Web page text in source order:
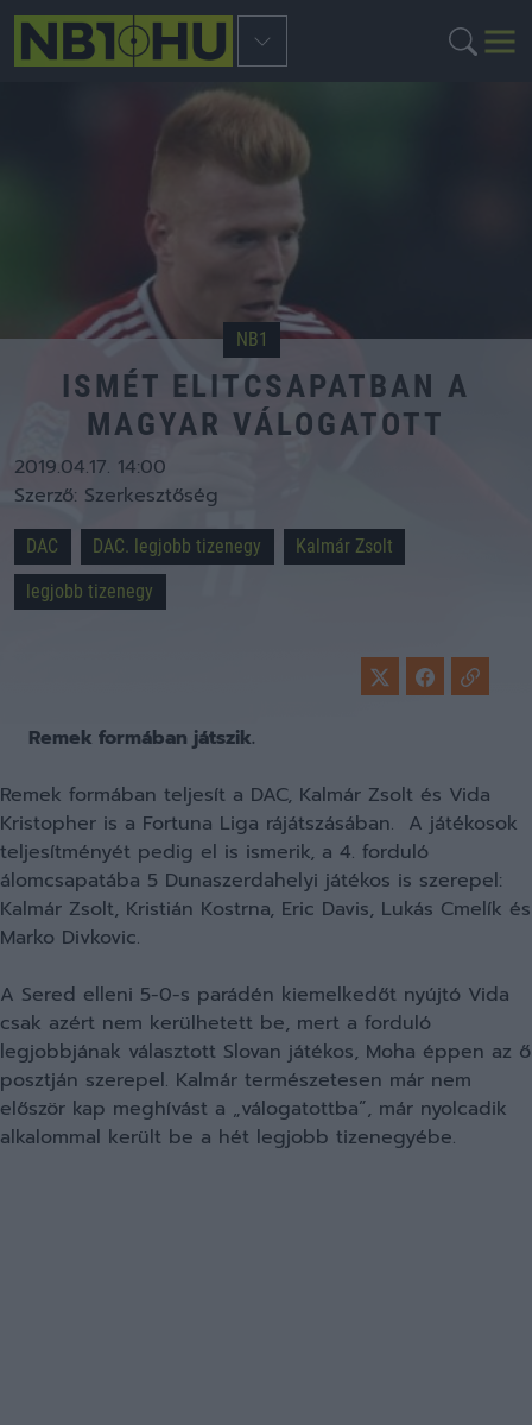
NB1
ISMÉT ELITCSAPATBAN A
MAGYAR VÁLOGATOTT
2019.04.17. 14:00
Szerző: Szerkesztőség
DAC DAC. legjobb tizenegy
Kalmár Zsolt
legjobb tizenegy
Remek formában játszik.
Remek formában teljesít a DAC, Kalmár Zsolt és Vida
Kristopher is a Fortuna Liga rájátszásában. A játékosok
teljesítményét pedig el is ismerik, a 4. forduló
álomcsapatába 5 Dunaszerdahelyi játékos is szerepel:
Kalmár Zsolt, Kristián Kostrna, Eric Davis, Lukás Cmelík és
Marko Divkovic.
A Sered elleni 5-0-s parádén kiemelkedőt nyújtó Vida
csak azért nem kerülhetett be, mert a forduló
legjobbjának választott Slovan játékos, Moha éppen az ő
posztján szerepel. Kalmár természetesen már nem
először kap meghívást a „válogatottba”, már nyolcadik
alkalommal került be a hét legjobb tizenegyébe.